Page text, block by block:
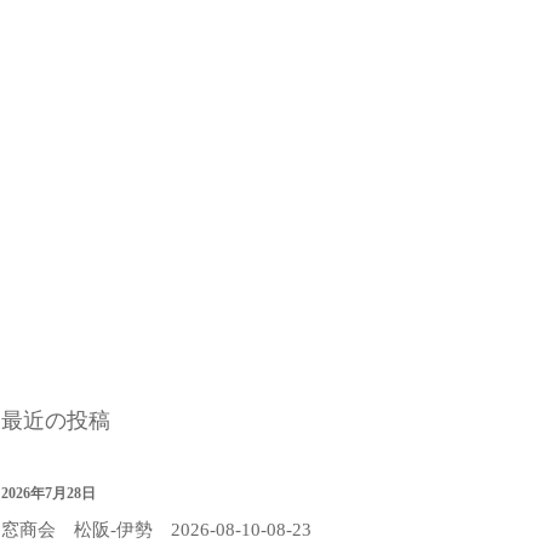
最近の投稿
窓商会 松阪-伊勢 2026-08-10-08-23
2026年7月28日